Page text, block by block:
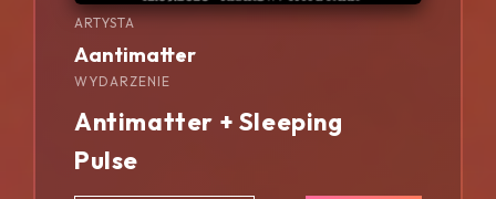
ARTYSTA
Aantimatter
WYDARZENIE
Antimatter + Sleeping
Pulse